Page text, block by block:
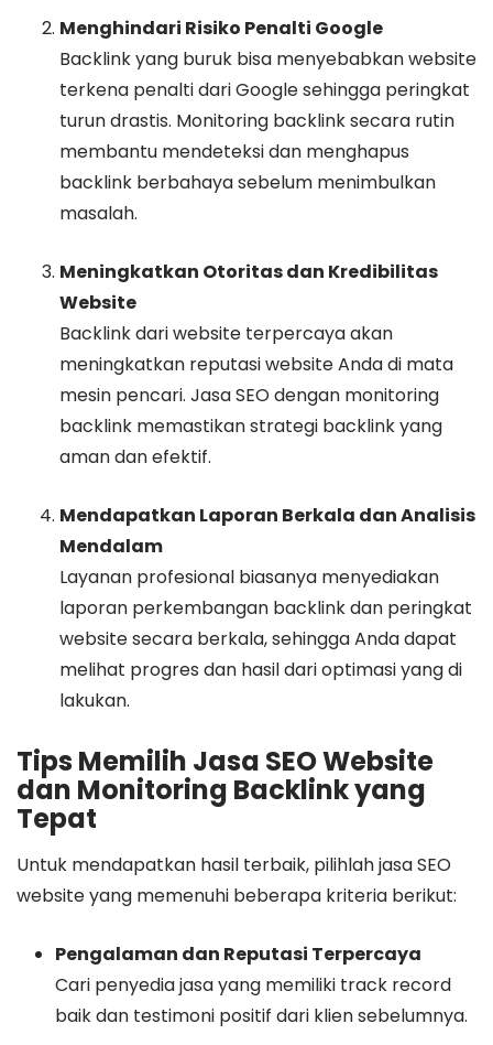
Menghindari Risiko Penalti Google
Backlink yang buruk bisa menyebabkan website
terkena penalti dari Google sehingga peringkat
turun drastis. Monitoring backlink secara rutin
membantu mendeteksi dan menghapus
backlink berbahaya sebelum menimbulkan
masalah.
Meningkatkan Otoritas dan Kredibilitas
Website
Backlink dari website terpercaya akan
meningkatkan reputasi website Anda di mata
mesin pencari. Jasa SEO dengan monitoring
backlink memastikan strategi backlink yang
aman dan efektif.
Mendapatkan Laporan Berkala dan Analisis
Mendalam
Layanan profesional biasanya menyediakan
laporan perkembangan backlink dan peringkat
website secara berkala, sehingga Anda dapat
melihat progres dan hasil dari optimasi yang di
lakukan.
Tips Memilih Jasa SEO Website
dan Monitoring Backlink yang
Tepat
Untuk mendapatkan hasil terbaik, pilihlah jasa SEO
website yang memenuhi beberapa kriteria berikut:
Pengalaman dan Reputasi Terpercaya
Cari penyedia jasa yang memiliki track record
baik dan testimoni positif dari klien sebelumnya.